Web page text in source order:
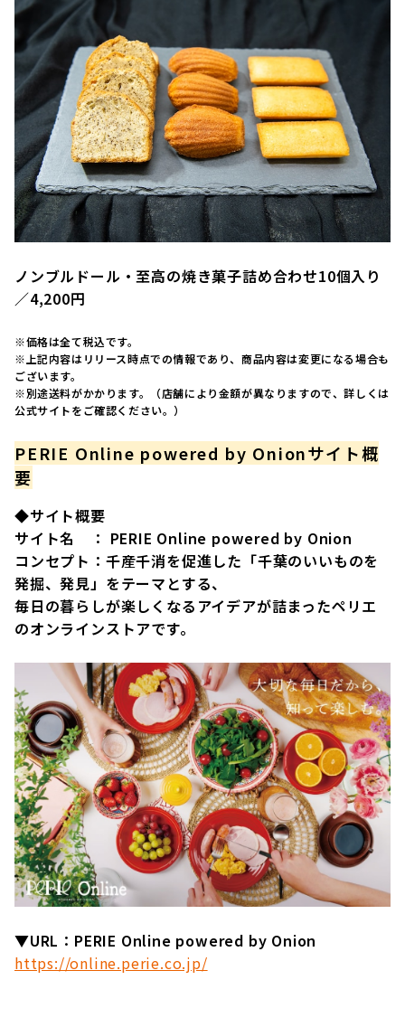
ノンブルドール・至高の焼き菓子詰め合わせ10個入り
／4,200円
※価格は全て税込です。
※上記内容はリリース時点での情報であり、商品内容は変更になる場合も
ございます。
※別途送料がかかります。（店舗により金額が異なりますので、詳しくは
公式サイトをご確認ください。）
PERIE Online powered by Onionサイト概
要
◆サイト概要
サイト名 ： PERIE Online powered by Onion
コンセプト：千産千消を促進した「千葉のいいものを
発掘、発見」をテーマとする、
毎日の暮らしが楽しくなるアイデアが詰まったペリエ
のオンラインストアです。
▼URL：PERIE Online powered by Onion
https://online.perie.co.jp/